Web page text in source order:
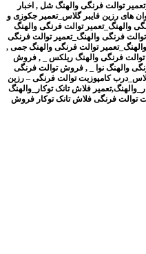
توالت فرنگی والهنگ شل , اخبار
های رزین فایبر گلاس_تعمیر جکوزی و
والهنگ_تعمیر توالت فرنگی والهنگ
فرنگی والهنگ_تعمیر توالت فرنگی
توالت فرنگی والهنگ جمی ,
فرنگی والهنگ ریلکس _
, فروش
والهنگ نوا _ ,فروش توالت فرنگی
کامپوزیت توالت فرنگی – رزین
فلاش تانک توکار_والهنگ
توالت فرنگی فلاش تانک توکار فروش